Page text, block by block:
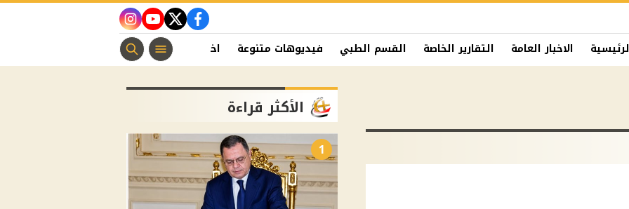
facebook
twitter
youtube
instagram
الاخبار العامة التقارير الخاصة القسم الطبي فيديوهات متنوعة اخبار الفن منوعات مسيحية
الأكثر قراءة
1